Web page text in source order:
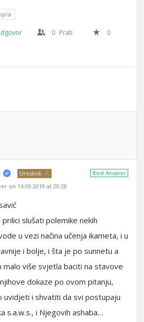
0 Prati
0
Best Answer
Urednik
on 14.09.2019 at 20:28
slušati polemike nekih
u vezi načina učenja ikameta, i u
i bolje, i šta je po sunnetu a
malo više svjetla baciti na stavove
dokaze po ovom pitanju,
uvidjeti i shvatiti da svi postupaju
s.a.w.s., i Njegovih ashaba…